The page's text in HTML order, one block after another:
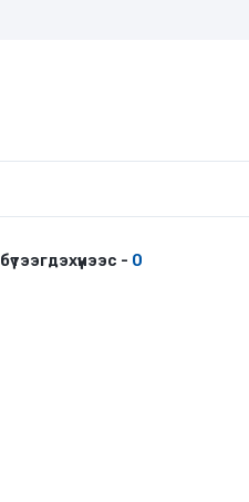
бүтээгдэхүүнээс - 0